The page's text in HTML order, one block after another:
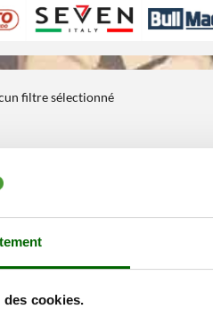
cookies.
filtre sélectionné